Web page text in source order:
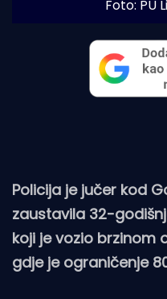
Foto: PU
Policija je jučer kod
zaustavila 32-
koji je vozio brzinom
gdje je ograničenje